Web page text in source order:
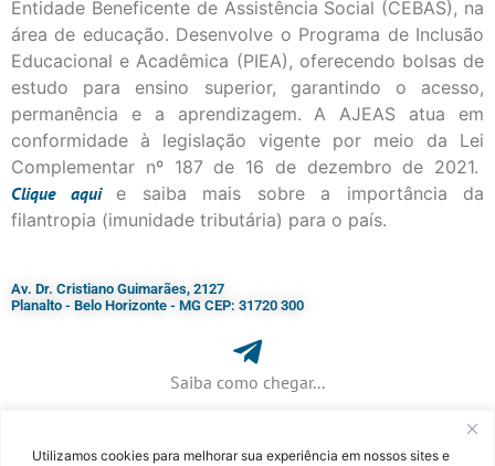
Utilizamos cookies para melhorar sua experiência em nossos sites e
Entidade Beneficente de Assistência Social (CEBAS), na
área de educação. Desenvolve o Programa de Inclusão
Educacional e Acadêmica (PIEA), oferecendo bolsas de
estudo para ensino superior, garantindo o acesso,
permanência e a aprendizagem. A AJEAS atua em
conformidade à legislação vigente por meio da Lei
Complementar nº 187 de 16 de dezembro de 2021.
Cliqueaqui
e saiba mais sobre a importância da
filantropia (imunidade tributária) para o país.
Av. Dr. Cristiano Guimarães, 2127
Planalto - Belo Horizonte - MG CEP: 31720 300
Saiba como chegar...